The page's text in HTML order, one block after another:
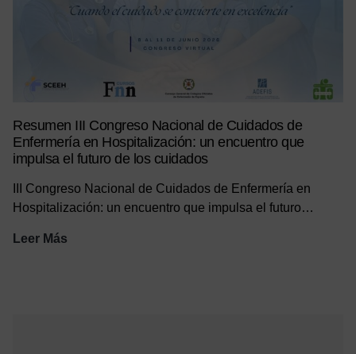
Resumen III Congreso Nacional de Cuidados de
Enfermería en Hospitalización: un encuentro que
impulsa el futuro de los cuidados
III Congreso Nacional de Cuidados de Enfermería en
Hospitalización: un encuentro que impulsa el futuro…
Leer Más